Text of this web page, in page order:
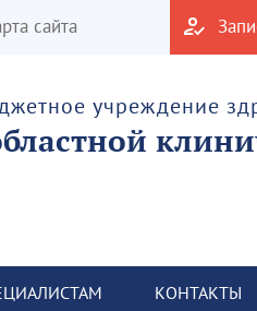
сайта
учреждение
КОНТАКТЫ